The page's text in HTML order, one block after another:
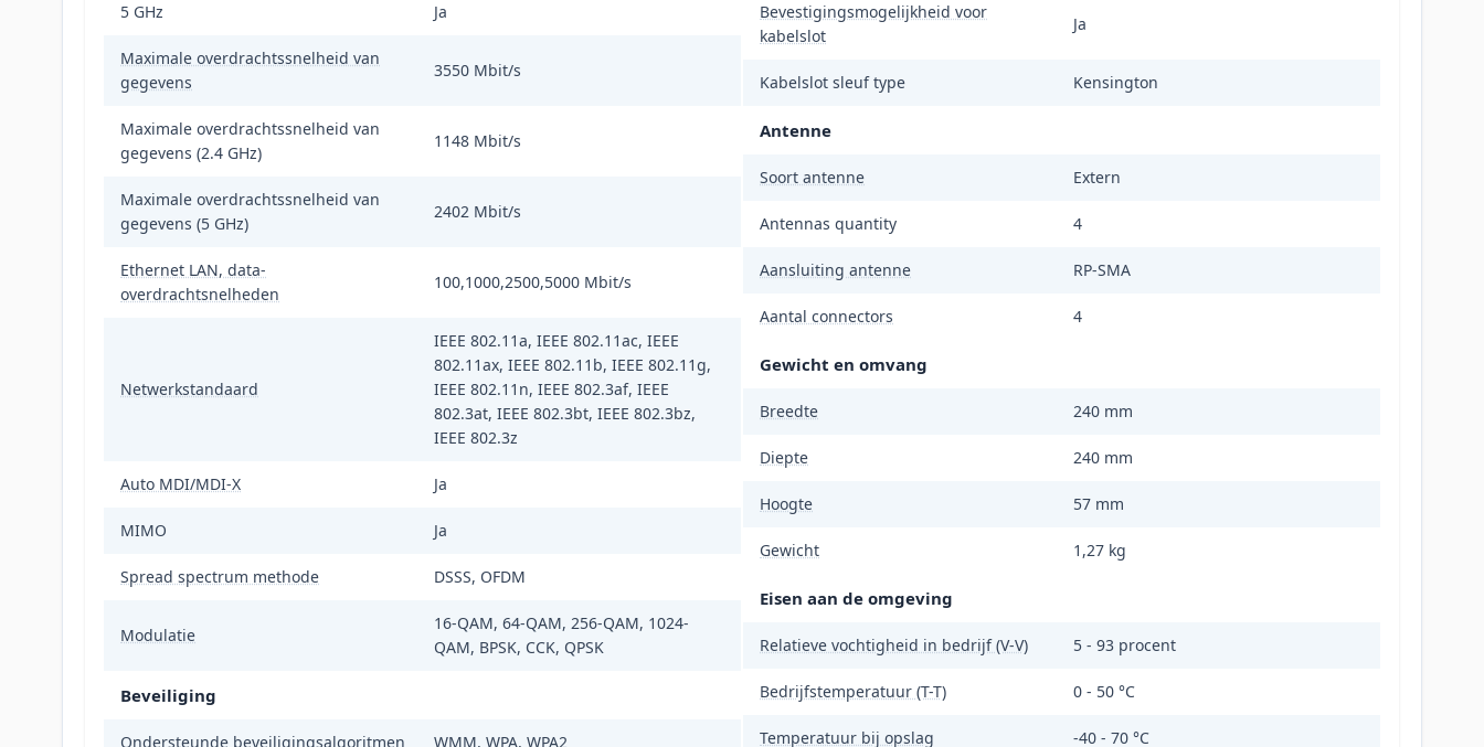
5 GHz Ja
Maximale overdrachtssnelheid van
gegevens
3550 Mbit/s
Maximale overdrachtssnelheid van
gegevens (2.4 GHz)
1148 Mbit/s
Maximale overdrachtssnelheid van
gegevens (5 GHz)
2402 Mbit/s
Ethernet LAN, data-
overdrachtsnelheden
100,1000,2500,5000 Mbit/s
Netwerkstandaard
IEEE 802.11a, IEEE 802.11ac, IEEE
802.11ax, IEEE 802.11b, IEEE 802.11g,
IEEE 802.11n, IEEE 802.3af, IEEE
802.3at, IEEE 802.3bt, IEEE 802.3bz,
IEEE 802.3z
Auto MDI/MDI-X Ja
MIMO Ja
Spread spectrum methode DSSS, OFDM
Modulatie
16-QAM, 64-QAM, 256-QAM, 1024-
QAM, BPSK, CCK, QPSK
Beveiliging
Ondersteunde beveiligingsalgoritmen WMM, WPA, WPA2
Bevestigingsmogelijkheid voor
kabelslot
Ja
Kabelslot sleuf type Kensington
Antenne
Soort antenne Extern
Antennas quantity 4
Aansluiting antenne RP-SMA
Aantal connectors 4
Gewicht en omvang
Breedte 240 mm
Diepte 240 mm
Hoogte 57 mm
Gewicht 1,27 kg
Eisen aan de omgeving
Relatieve vochtigheid in bedrijf (V-V) 5 - 93 procent
Bedrijfstemperatuur (T-T) 0 - 50 °C
Temperatuur bij opslag -40 - 70 °C